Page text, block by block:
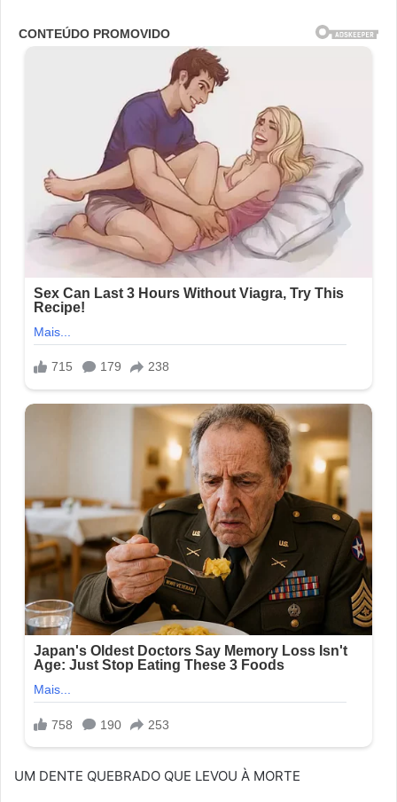
UM DENTE QUEBRADO QUE LEVOU À MORTE